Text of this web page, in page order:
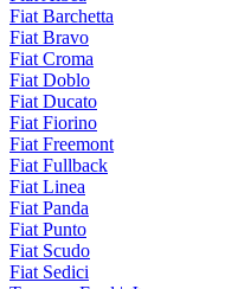
Fiat Barchetta
Fiat Bravo
Fiat Croma
Fiat Doblo
Fiat Ducato
Fiat Fiorino
Fiat Freemont
Fiat Fullback
Fiat Linea
Fiat Panda
Fiat Punto
Fiat Scudo
Fiat Sedici